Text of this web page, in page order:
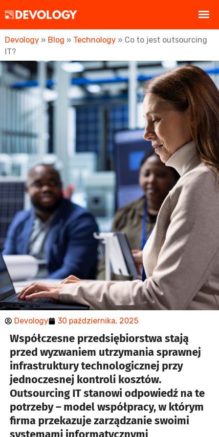
Devology » Blog » Technology » Co to jest outsourcing
IT?
Co to jest
outsourcing
IT?
Devology 30 października, 2025
Współczesne przedsiębiorstwa stają
przed wyzwaniem utrzymania sprawnej
infrastruktury technologicznej przy
jednoczesnej kontroli kosztów.
Outsourcing IT stanowi odpowiedź na te
potrzeby – model współpracy, w którym
firma przekazuje zarządzanie swoimi
systemami informatycznymi